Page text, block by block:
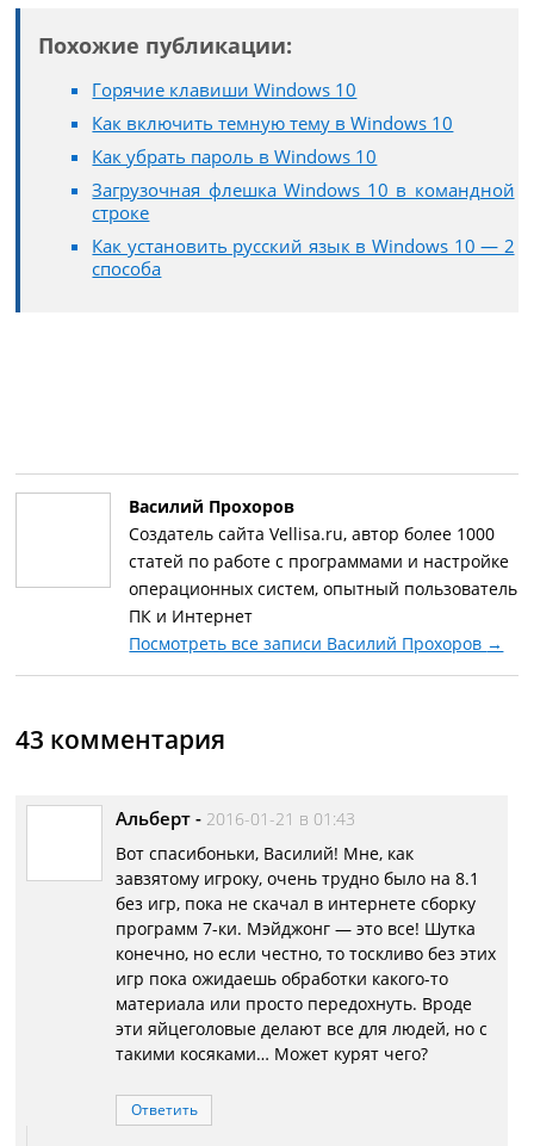
Похожие публикации:
Горячие клавиши Windows 10
Как включить темную тему в Windows 10
Как убрать пароль в Windows 10
Загрузочная флешка Windows 10 в командной
строке
Как установить русский язык в Windows 10 — 2
способа
Василий Прохоров
Создатель сайта Vellisa.ru, автор более 1000
статей по работе с программами и настройке
операционных систем, опытный пользователь
ПК и Интернет
Посмотреть все записи Василий Прохоров →
43 комментария
Альберт - 2016-01-21 в 01:43
Вот спасибоньки, Василий! Мне, как
завзятому игроку, очень трудно было на 8.1
без игр, пока не скачал в интернете сборку
программ 7-ки. Мэйджонг — это все! Шутка
конечно, но если честно, то тоскливо без этих
игр пока ожидаешь обработки какого-то
материала или просто передохнуть. Вроде
эти яйцеголовые делают все для людей, но с
такими косяками… Может курят чего?
Ответить